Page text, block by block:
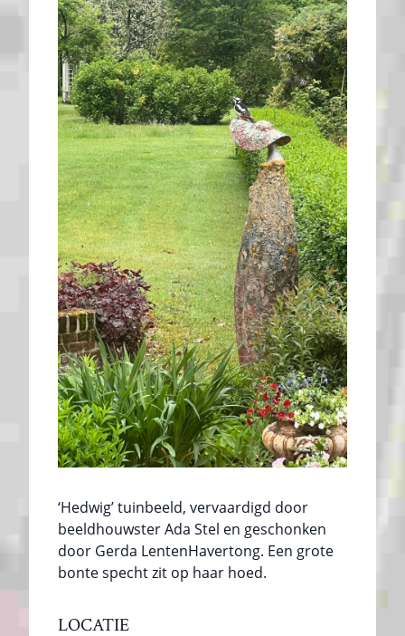
‘Hedwig’ tuinbeeld, vervaardigd door
beeldhouwster Ada Stel en geschonken
door Gerda LentenHavertong. Een grote
bonte specht zit op haar hoed.
LOCATIE